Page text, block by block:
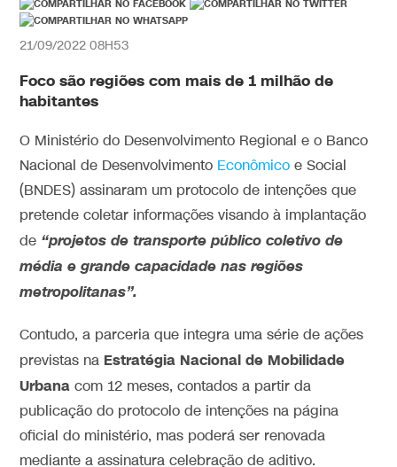
21/09/2022 08H53
Foco são regiões com mais de 1 milhão de
habitantes
O Ministério do Desenvolvimento Regional e o Banco
Nacional de Desenvolvimento Econômico e Social
(BNDES) assinaram um protocolo de intenções que
pretende coletar informações visando à implantação
de “projetos de transporte público coletivo de
média e grande capacidade nas regiões
metropolitanas”.
Contudo, a parceria que integra uma série de ações
previstas na Estratégia Nacional de Mobilidade
Urbana com 12 meses, contados a partir da
publicação do protocolo de intenções na página
oficial do ministério, mas poderá ser renovada
mediante a assinatura celebração de aditivo.